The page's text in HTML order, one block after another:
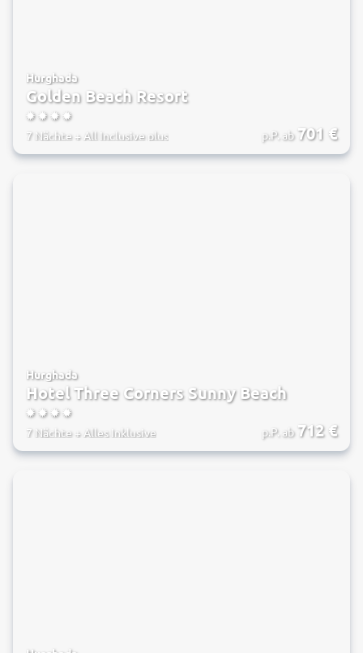
Hurghada
Golden Beach Resort
7 Nächte+ All Inclusive plus p.P. ab 701 €
Hurghada
Hotel Three Corners Sunny Beach
7 Nächte+ Alles Inklusive p.P. ab 712€